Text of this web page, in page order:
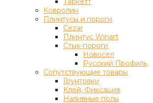
Ковролин
Плинтусы и пороги
Cezar
Плинтус Winart
Стык-пороги
Новосел
Русский Профиль
Сопутствующие товары
Грунтовки
Клей, Фиксация
Наливные полы